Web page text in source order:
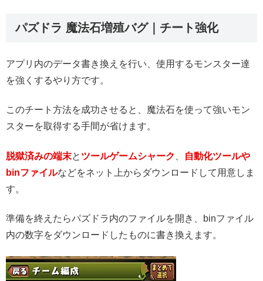
パズドラ 魔法石増殖バグ｜チート強化
アプリ内のデータ書き換えを行い、使用するモンスター達
を強くするやり方です。
このチート方法を成功させると、魔法石を使って強いモン
スターを取得する手間が省けます。
脱獄済みの端末と ツールゲームシャーク
自動化ツールや
binファイルなどをネット上からダウンロードして用意しま
す。
準備を終えたらパズドラ内のファイルを開き、binファイル
内の数字をダウンロードしたものに書き換えます。